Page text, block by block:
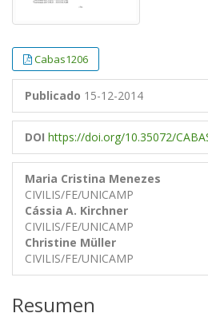
Cabas1206
Publicado 15-12-2014
DOI https://doi.org/10.35072/
Maria Cristina Menezes
CIVILIS/FE/UNICAMP
Cássia A. Kirchner
CIVILIS/FE/UNICAMP
Christine Müller
CIVILIS/FE/UNICAMP
Resumen